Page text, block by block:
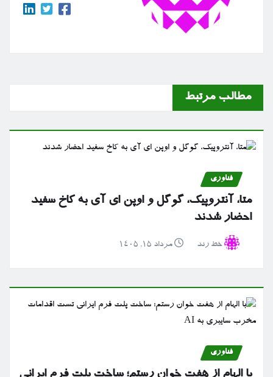
مطالب مرتبط
فناوری
متا، آنتروپیک، گوگل و اوپن ای آی به کاخ سفید
احضار شدند
خط رند مرداد ۱۵, ۱۴۰۵
فناوری